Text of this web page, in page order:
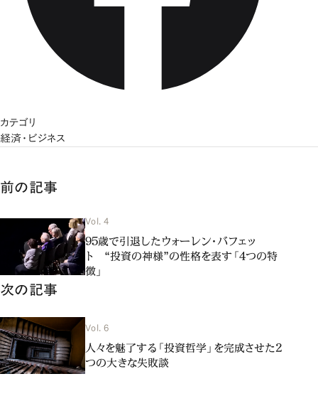
カテゴリ
経済・ビジネス
前の記事
Vol. 4
95歳で引退したウォーレン・バフェッ
ト “投資の神様”の性格を表す「4つの特
徴」
次の記事
Vol. 6
人々を魅了する「投資哲学」を完成させた2
つの大きな失敗談